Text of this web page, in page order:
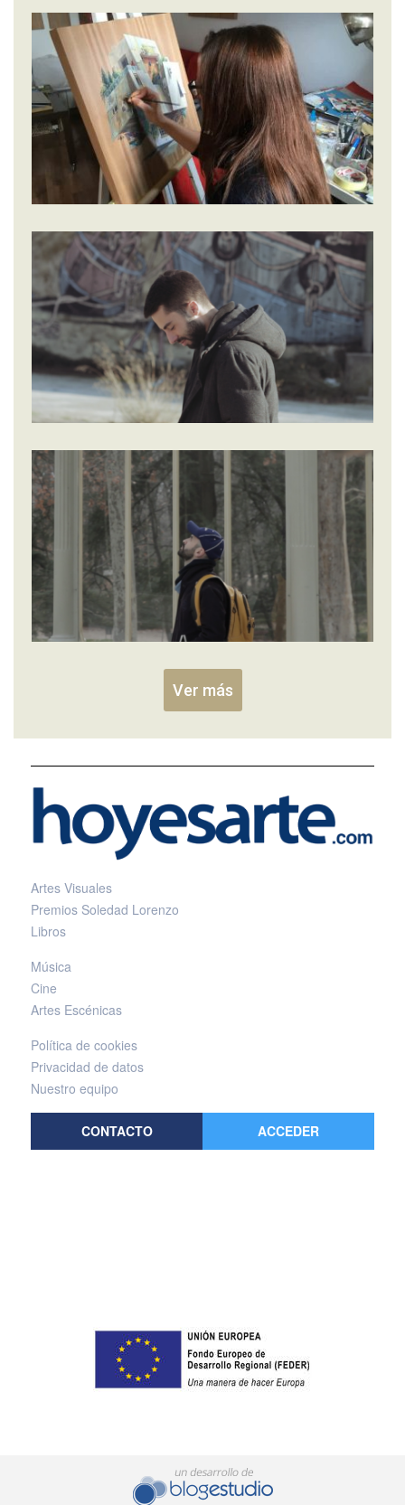
Ver más
Artes Visuales
Premios Soledad Lorenzo
Libros
Música
Cine
Artes Escénicas
Política de cookies
Privacidad de datos
Nuestro equipo
CONTACTO ACCEDER